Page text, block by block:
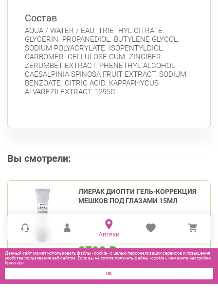
Состав
AQUA / WATER / EAU. TRIETHYL CITRATE.
GLYCERIN. PROPANEDIOL. BUTYLENE GLYCOL.
SODIUM POLYACRYLATE. ISOPENTYLDIOL.
CARBOMER. CELLULOSE GUM. ZINGIBER
ZERUMBET EXTRACT. PHENETHYL ALCOHOL.
CAESALPINIA SPINOSA FRUIT EXTRACT. SODIUM
BENZOATE. CITRIC ACID. KAPPAPHYCUS
ALVAREZII EXTRACT. 1295C.
Вы смотрели:
ЛИЕРАК ДИОПТИ ГЕЛЬ-КОРРЕКЦИЯ
МЕШКОВ ПОД ГЛАЗАМИ 15МЛ
2790₽
Данный сайт может использовать файлы «cookie» с целью персонализации сервисов и повышения
удобства пользования веб-сайтом. Если вы не хотите получать файлы «cookie», измените настройки
браузера.
ОК